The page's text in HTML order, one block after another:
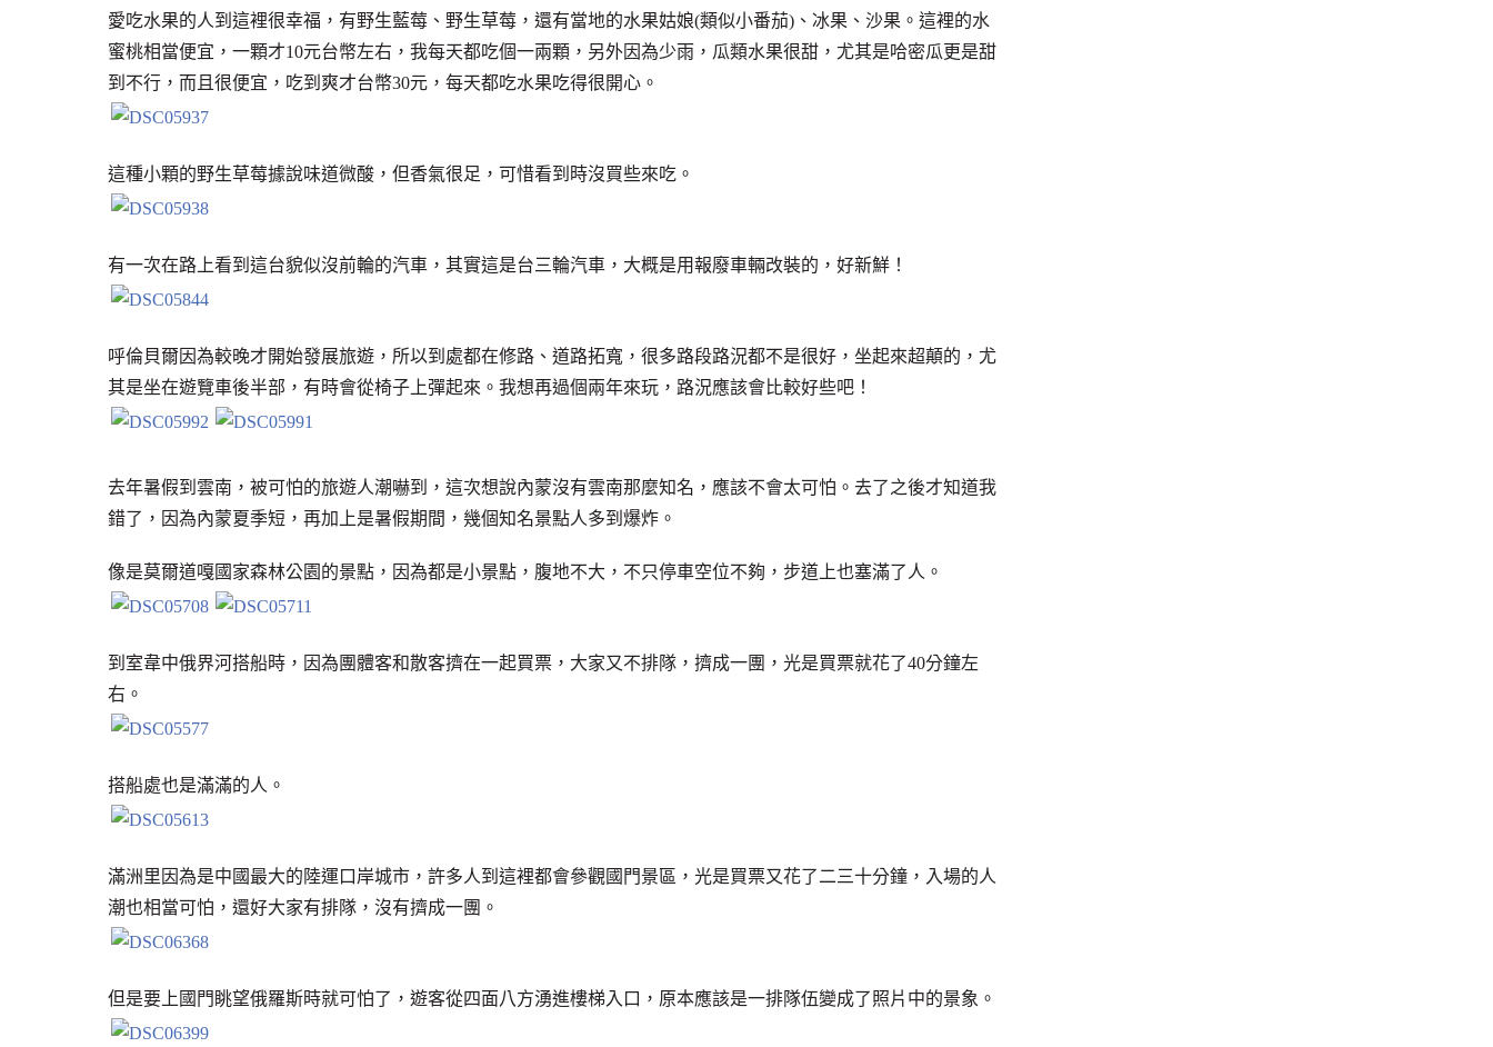
愛吃水果的人到這裡很幸福，有野生藍莓、野生草莓，還有當地的水果姑娘(類似小番茄)、冰果、沙果。這裡的水
蜜桃相當便宜，一顆才10元台幣左右，我每天都吃個一兩顆，另外因為少雨，瓜類水果很甜，尤其是哈密瓜更是甜
到不行，而且很便宜，吃到爽才台幣30元，每天都吃水果吃得很開心。
這種小顆的野生草莓據說味道微酸，但香氣很足，可惜看到時沒買些來吃。
有一次在路上看到這台貌似沒前輪的汽車，其實這是台三輪汽車，大概是用報廢車輛改裝的，好新鮮！
呼倫貝爾因為較晚才開始發展旅遊，所以到處都在修路、道路拓寬，很多路段路況都不是很好，坐起來超顛的，尤
其是坐在遊覽車後半部，有時會從椅子上彈起來。我想再過個兩年來玩，路況應該會比較好些吧！
去年暑假到雲南，被可怕的旅遊人潮嚇到，這次想說內蒙沒有雲南那麼知名，應該不會太可怕。去了之後才知道我
錯了，因為內蒙夏季短，再加上是暑假期間，幾個知名景點人多到爆炸。
像是莫爾道嘎國家森林公園的景點，因為都是小景點，腹地不大，不只停車空位不夠，步道上也塞滿了人。
到室韋中俄界河搭船時，因為團體客和散客擠在一起買票，大家又不排隊，擠成一團，光是買票就花了40分鐘左
右。
搭船處也是滿滿的人。
滿洲里因為是中國最大的陸運口岸城市，許多人到這裡都會參觀國門景區，光是買票又花了二三十分鐘，入場的人
潮也相當可怕，還好大家有排隊，沒有擠成一團。
但是要上國門眺望俄羅斯時就可怕了，遊客從四面八方湧進樓梯入口，原本應該是一排隊伍變成了照片中的景象。